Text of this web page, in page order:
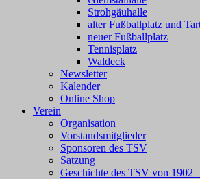
Strohgäuhalle
alter Fußballplatz und
neuer Fußballplatz
Tennisplatz
Waldeck
Newsletter
Kalender
Online Shop
Verein
Organisation
Vorstandsmitglieder
Sponsoren des TSV
Satzung
Geschichte des TSV von 1902